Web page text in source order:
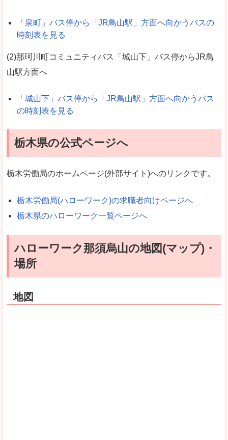
「泉町」バス停から「JR鳥山駅」方面へ向かうバスの
時刻表を見る
(2)那珂川町コミュニティバス「城山下」バス停からJR鳥
山駅方面へ
「城山下」バス停から「JR鳥山駅」方面へ向かうバス
の時刻表を見る
栃木県の公式ページへ
栃木労働局のホームページ(外部サイト)へのリンクです。
栃木労働局(ハローワーク)の求職者向けページへ
栃木県のハローワーク一覧ページへ
ハローワーク那須烏山の地図(マップ)・
場所
地図